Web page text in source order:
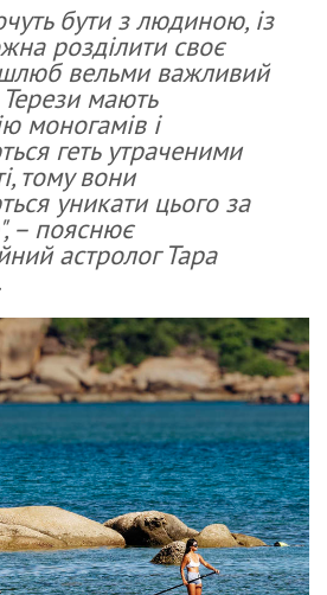
бути з людиною, із
розділити своє
вельми важливий
мають
моногамів і
геть утраченими
тому вони
уникати цього за
– пояснює
астролог Тара